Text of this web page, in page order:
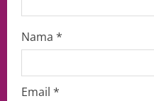
Nama *
Email *